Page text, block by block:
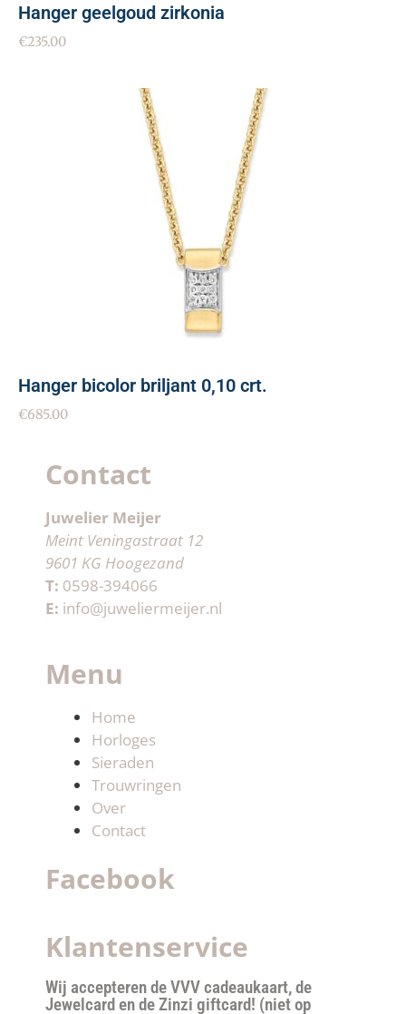
Hanger geelgoud zirkonia
€235.00
Hanger bicolor briljant 0,10 crt.
€685.00
Contact
Juwelier Meijer
Meint Veningastraat 12
9601 KG Hoogezand
T: 0598-394066
E: info@juweliermeijer.nl
Menu
Home
Horloges
Sieraden
Trouwringen
Over
Contact
Facebook
Klantenservice
Wij accepteren de VVV cadeaukaart, de
Jewelcard en de Zinzi giftcard! (niet op